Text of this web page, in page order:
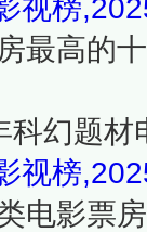
视榜
最高的
幻题材
视榜
电影票